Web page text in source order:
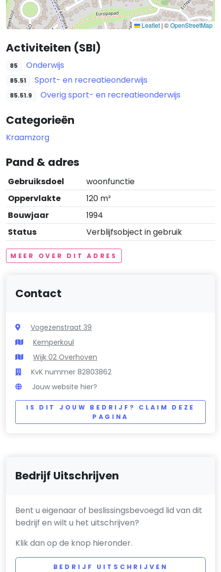
Leaflet | ©OpenStreetMap
Activiteiten (SBI)
85 Onderwijs
85.51 Sport- en recreatieonderwijs
85.51.9 Overig sport- en recreatieonderwijs
Categorieën
Kraamzorg
Pand & adres
Gebruiksdoel
woonfunctie
Oppervlakte
120 m²
Bouwjaar
1994
Status
Verblijfsobject in gebruik
MEER OVER DIT ADRES
Contact
Vogezenstraat 39
Kemperkoul
Wijk 02 Overhoven
KvK nummer 82803862
Jouw website hier?
IS DIT JOUW BEDRIJF? CLAIM DEZE
PAGINA
Bedrijf Uitschrijven
Bent u eigenaar of beslissingsbevoegd lid van dit
bedrijf en wilt u het uitschrijven?
Klik dan op de knop hieronder.
BEDRIJF UITSCHRIJVEN